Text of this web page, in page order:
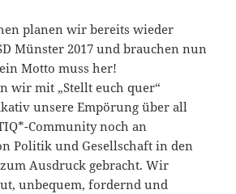
planen wir bereits wieder
Münster 2017 und brauchen nun
Motto muss her!
wir mit „Stellt euch quer“
unsere Empörung über all
Community noch an
Politik und Gesellschaft in den
Ausdruck gebracht. Wir
unbequem, fordernd und